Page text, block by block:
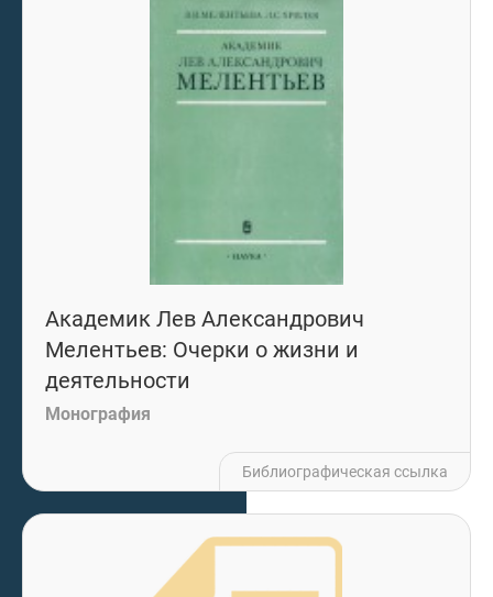
Академик Лев Александрович
Мелентьев: Очерки о жизни и
деятельности
Монография
Библиографическая ссылка